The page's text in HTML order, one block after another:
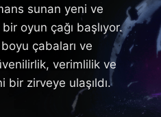
sunan yeni ve
oyun çağı başlıyor.
boyu çabaları ve
verimlilik ve
bir zirveye ulaşıldı.